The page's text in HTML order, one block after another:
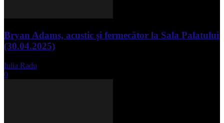
Bryan Adams, acustic și fermecător la Sala Palatului
(30.04.2025)
Iulia Radu
0